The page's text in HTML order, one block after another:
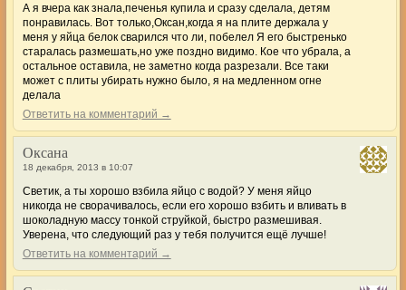
А я вчера как знала,печенья купила и сразу сделала, детям
понравилась. Вот только,Оксан,когда я на плите держала у
меня у яйца белок сварился что ли, побелел Я его быстренько
старалась размешать,но уже поздно видимо. Кое что убрала, а
остальное оставила, не заметно когда разрезали. Все таки
может с плиты убирать нужно было, я на медленном огне
делала
Ответить на комментарий →
Оксана
18 декабря, 2013 в 10:07
Светик, а ты хорошо взбила яйцо с водой? У меня яйцо
никогда не сворачивалось, если его хорошо взбить и вливать в
шоколадную массу тонкой струйкой, быстро размешивая.
Уверена, что следующий раз у тебя получится ещё лучше!
Ответить на комментарий →